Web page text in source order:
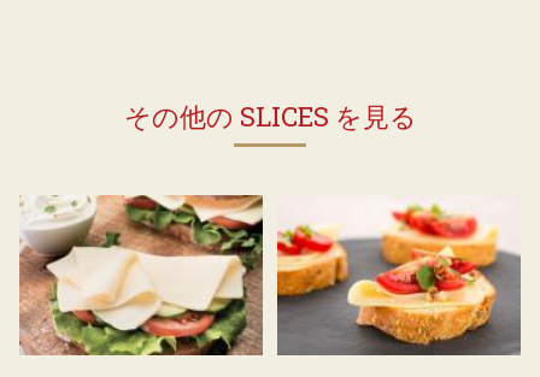
その他の SLICES を見る